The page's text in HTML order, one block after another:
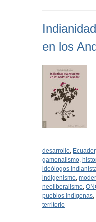
en los
desarrollo, Ecuador
gamonalismo,
ideólogos
indigenismo,
neoliberalismo,
pueblos indígenas,
territorio